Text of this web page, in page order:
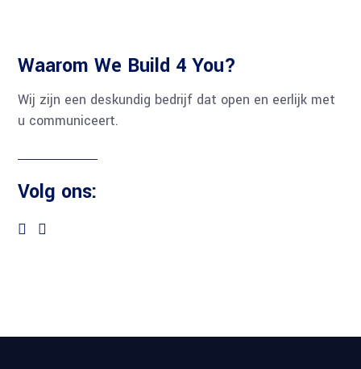
Waarom We Build 4 You?
Wij zijn een deskundig bedrijf dat open en eerlijk met
u communiceert.
Volg ons: